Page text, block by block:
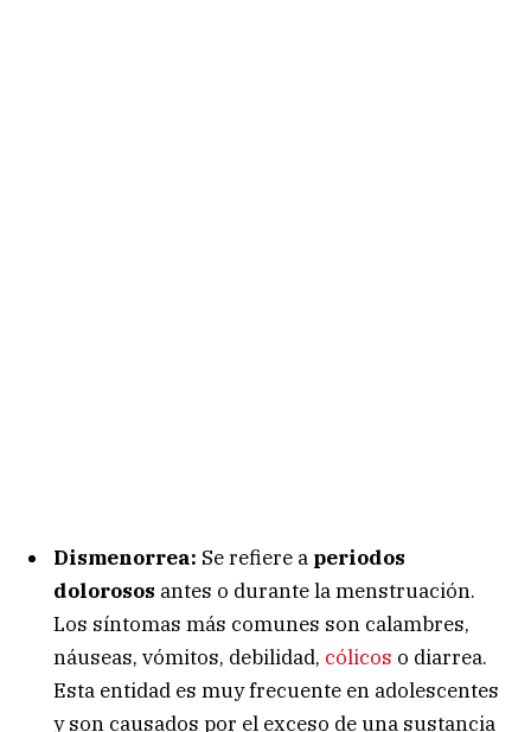
Dismenorrea: Se refiere a periodos
dolorosos antes o durante la menstruación.
Los síntomas más comunes son calambres,
náuseas, vómitos, debilidad, cólicos o diarrea.
Esta entidad es muy frecuente en adolescentes
y son causados por el exceso de una sustancia